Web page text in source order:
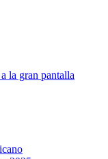
la gran pantalla